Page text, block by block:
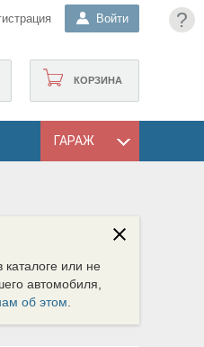
?
Войти
КОРЗИНА
ГАРАЖ
или не
автомобиля,
об этом